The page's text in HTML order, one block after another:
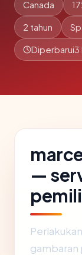
Canada
2 tahun
Diperbarui3
—
gambaran